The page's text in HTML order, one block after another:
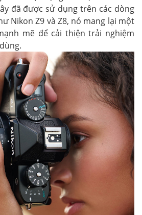
đã được sử dụng trên các dòng
Nikon Z9 và Z8, nó mang lại một
mẽ để cải thiện trải nghiệm